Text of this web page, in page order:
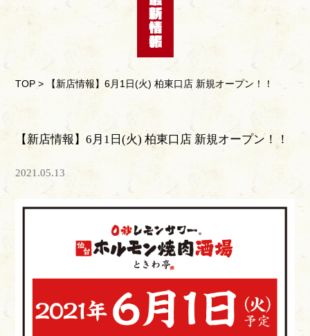
TOP > 【新店情報】6月1日(火) 柏東口店 新規オープン！！
【新店情報】6月1日(火) 柏東口店 新規オープン！！
2021.05.13